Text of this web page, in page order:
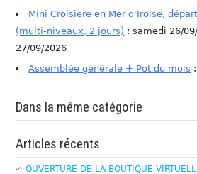
Mini Croisière en Mer d'Iroise,
(multi-niveaux, 2 jours) : samedi 26/
27/09/2026
Assemblée générale + Pot du mois
Dans la même catégorie
Articles récents
OUVERTURE DE LA BOUTIQUE